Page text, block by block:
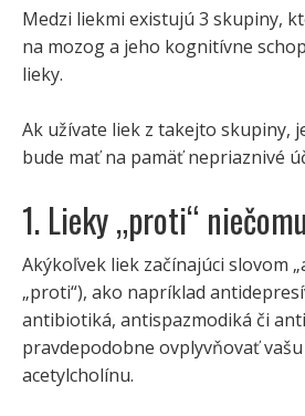
Medzi liekmi existujú 3 skupiny,
na mozog a jeho kognitívne
lieky.
Ak užívate liek z takejto skupiny,
bude mať na pamäť nepriaznivé
1. Lieky „proti“ niečomu
Akýkoľvek liek začínajúci slovom
„proti“), ako napríklad
antibiotiká, antispazmodiká či
pravdepodobne ovplyvňovať
acetylcholínu.